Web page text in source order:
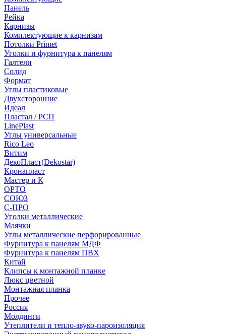
Панель
Рейка
Карнизы
Комплектующие к карнизам
Потолки Primet
Уголки и фурнитура к панелям
Галтели
Солид
Формат
Углы пластиковые
Двухсторонние
Идеал
Пластал / РСП
LinePlast
Углы универсальные
Rico Leo
Витим
ДекоПласт(Dekostar)
Кронапласт
Мастер и К
ОРТО
СОЮЗ
С-ПРО
Уголки металлические
Маячки
Углы металлические перфорированные
Фурнитура к панелям МДФ
Фурнитура к панелям ПВХ
Китай
Клипсы к монтажной планке
Люкс цветной
Монтажная планка
Прочее
Россия
Молдинги
Утеплители и тепло-звуко-пароизоляция